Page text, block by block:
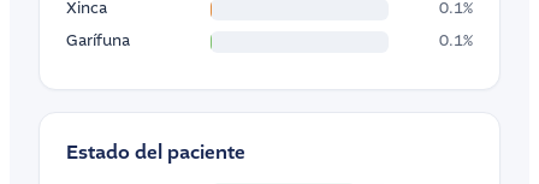
Xinca 0.1%
Garífuna 0.1%
Estado del paciente